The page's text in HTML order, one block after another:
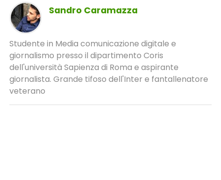
Sandro Caramazza
Studente in Media comunicazione digitale e
giornalismo presso il dipartimento Coris
dell'università Sapienza di Roma e aspirante
giornalista. Grande tifoso dell'Inter e fantallenatore
veterano